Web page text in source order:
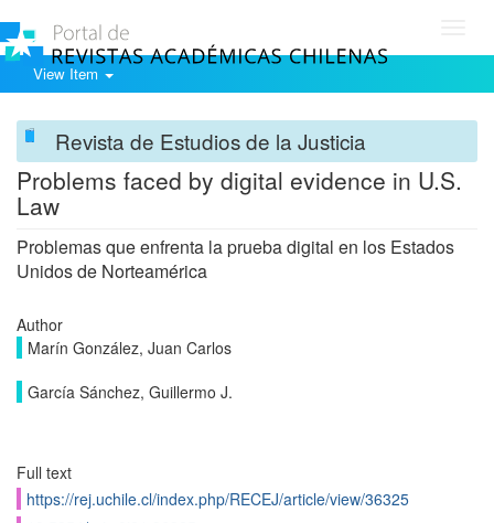
View Item
Revista de Estudios de la Justicia
Problems faced by digital evidence in U.S.
Law
Problemas que enfrenta la prueba digital en los Estados
Unidos de Norteamérica
Author
Marín González, Juan Carlos
García Sánchez, Guillermo J.
Full text
https://rej.uchile.cl/index.php/RECEJ/article/view/36325